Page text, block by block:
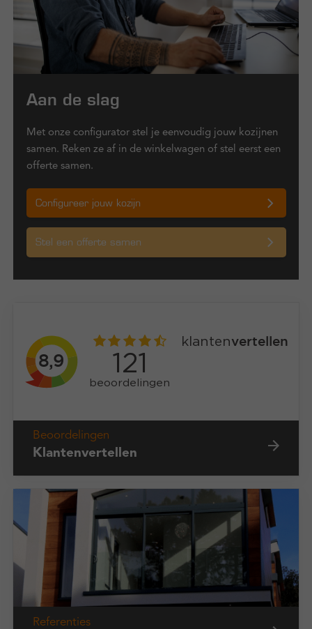
Aan de slag
Met onze configurator stel je eenvoudig jouw kozijnen
samen. Reken ze af in de winkelwagen of stel eerst een
offerte samen.
Configureer jouw kozijn
Stel een offerte samen
Beoordelingen
Klantenvertellen
Referenties